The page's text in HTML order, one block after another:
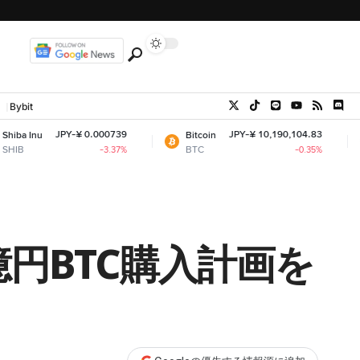
Bybit
¥ 0.000739
Bitcoin
BTC
JPY-¥ 10,190,104.83
Ethereum
ETH
BTC購入計画を